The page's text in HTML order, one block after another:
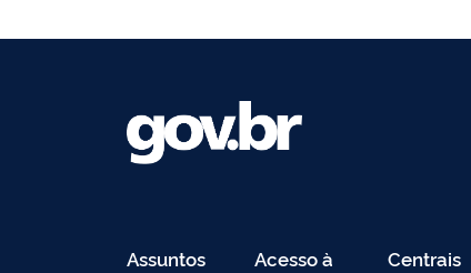
Assuntos Acesso à Centrais